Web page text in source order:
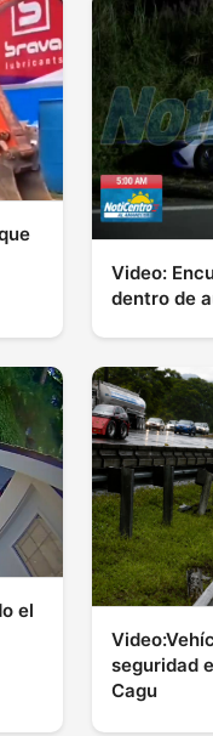
Video:
dentro de
el
seguridad
Cagu